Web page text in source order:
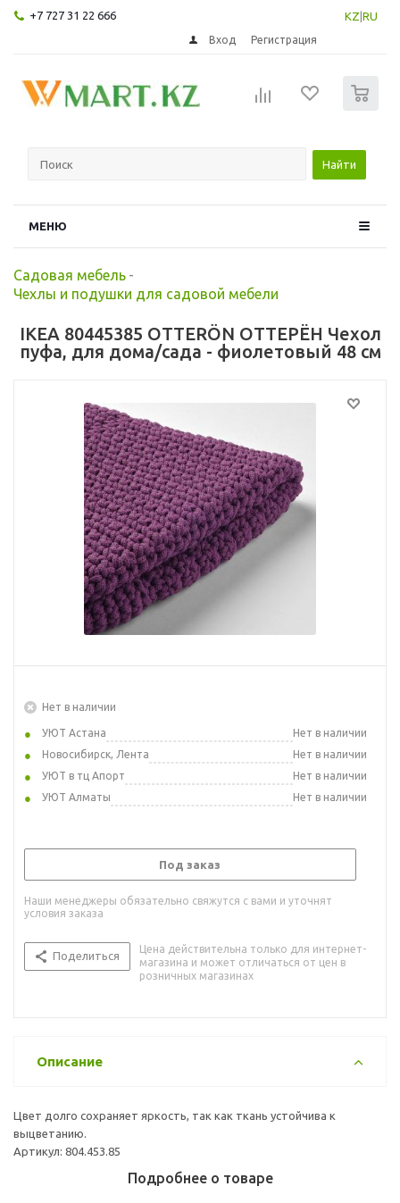
+7 727 31 22 666 KZ RU
Вход Регистрация
Найти
МЕНЮ
Садовая мебель -
Чехлы и подушки для садовой мебели
IKEA 80445385 OTTERÖN ОТТЕРЁН Чехол
пуфа, для дома/сада - фиолетовый 48 см
Нет в наличии
УЮТ Астана
Нет в наличии
Новосибирск, Лента
Нет в наличии
УЮТ в тц Апорт
Нет в наличии
УЮТ Алматы
Нет в наличии
Под заказ
Наши менеджеры обязательно свяжутся с вами и уточнят
условия заказа
Поделиться
Цена действительна только для интернет-
магазина и может отличаться от цен в
розничных магазинах
Описание
Цвет долго сохраняет яркость, так как ткань устойчива к
выцветанию.
Артикул: 804.453.85
Подробнее о товаре